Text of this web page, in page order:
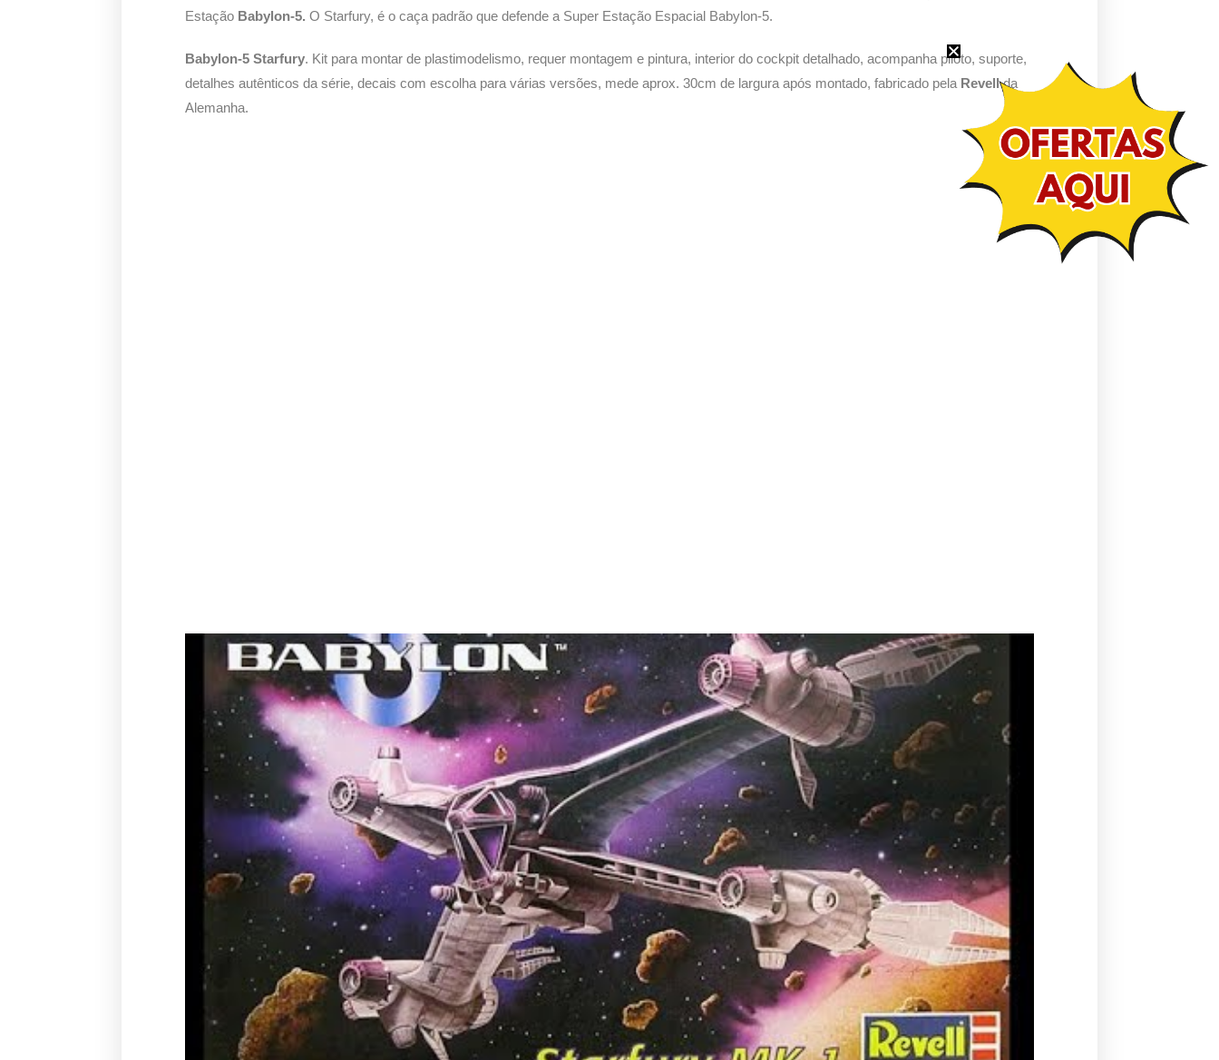
Estação Babylon-5.O Starfury, é o caça padrão que defende a Super Estação Espacial Babylon-5.
Babylon-5 Starfury. Kit para montar de plastimodelismo, requer montagem e pintura, interior do cockpit detalhado, acompanha piloto, suporte,
detalhes autênticos da série, decais com escolha para várias versões, mede aprox. 30cm de largura após montado, fabricado pela Revellda
Alemanha.